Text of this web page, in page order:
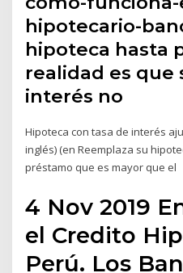
hipotecario-
hipoteca hasta
realidad es que
interés no
Hipoteca con tasa de interés
inglés) (en Reemplaza su
préstamo que es mayor que el
4 Nov 2019
el Credito
Perú. Los